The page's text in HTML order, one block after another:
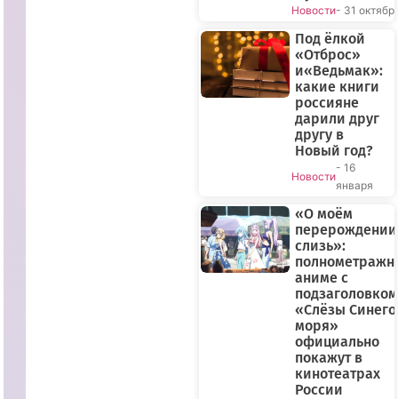
Новости- 31
Под ёлкой
«Отброс»
и«Ведьмак»:
какие книги
россияне
дарили друг
другу в
Новый год?
Новости
- 16
января
«О моём
слизь»:
аниме с
подзаголовком
«Слёзы Синего
моря»
официально
покажут в
кинотеатрах
России